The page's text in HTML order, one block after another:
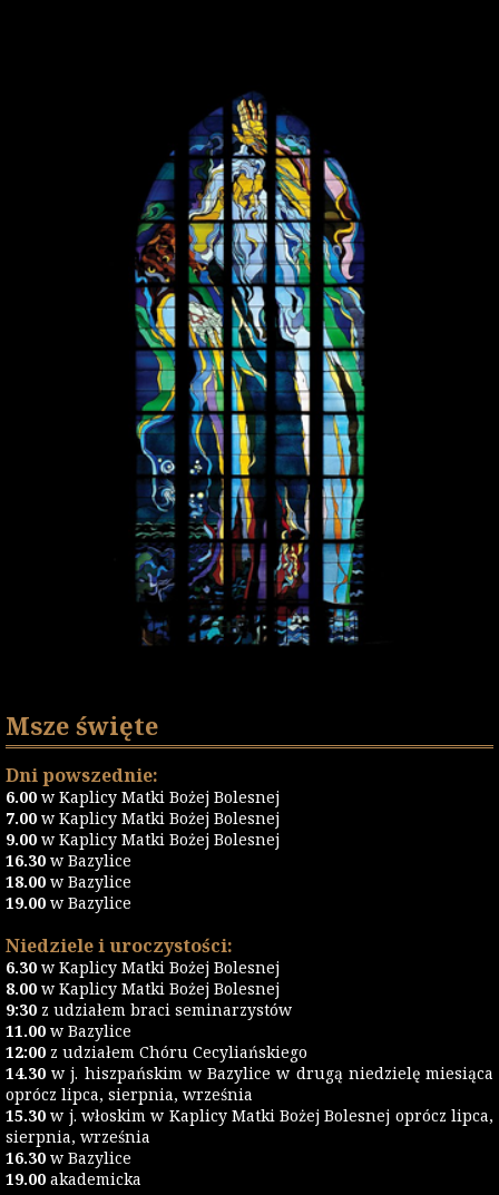
Msze święte
Dni powszednie:
6.00 w Kaplicy Matki Bożej Bolesnej
7.00 w Kaplicy Matki Bożej Bolesnej
9.00 w Kaplicy Matki Bożej Bolesnej
16.30 w Bazylice
18.00 w Bazylice
19.00 w Bazylice
Niedziele i uroczystości:
6.30 w Kaplicy Matki Bożej Bolesnej
8.00 w Kaplicy Matki Bożej Bolesnej
9:30 z udziałem braci seminarzystów
11.00 w Bazylice
12:00 z udziałem Chóru Cecyliańskiego
14.30 w j. hiszpańskim w Bazylice w drugą niedzielę miesiąca
oprócz lipca, sierpnia, września
15.30 w j. włoskim w Kaplicy Matki Bożej Bolesnej oprócz lipca,
sierpnia, września
16.30 w Bazylice
19.00 akademicka